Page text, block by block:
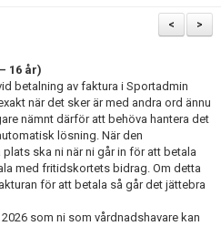
>
<
16 år)
betalning av faktura i Sportadmin
när det sker är med andra ord ännu
nämnt därför att behöva hantera det
lösning. När den
ska ni när ni går in för att betala
med fritidskortets bidrag. Om detta
för att betala så går det jättebra
som ni som vårdnadshavare kan